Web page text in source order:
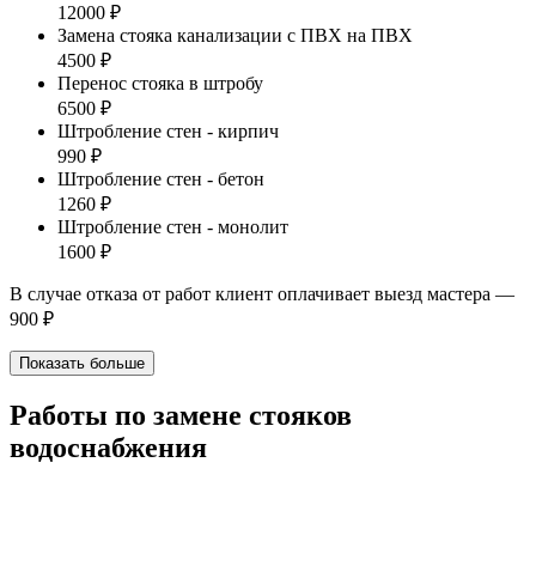
12000 ₽
Замена стояка канализации с ПВХ на ПВХ
4500 ₽
Перенос стояка в штробу
6500 ₽
Штробление стен - кирпич
990 ₽
Штробление стен - бетон
1260 ₽
Штробление стен - монолит
1600 ₽
В случае отказа от работ клиент оплачивает выезд мастера —
900 ₽
Показать больше
Работы по замене стояков
водоснабжения